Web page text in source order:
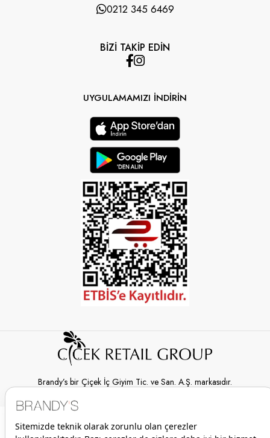
0212 345 6469
BİZİ TAKİP EDİN
UYGULAMAMIZI İNDİRİN
Brandy’s bir Çiçek İç Giyim Tic. ve San. A.Ş. markasıdır.
© 2026 Brandy’s | Her hakkı saklıdır.